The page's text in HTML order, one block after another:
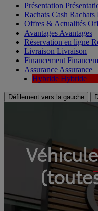
Présentation
Rachats Cash Rachats
Offres & Actualités
Avantages Avantages
Réservation en ligne
Livraison Livraison
Financement
Assurance Assurance
Hybride Hybride
Défilement vers la gauche